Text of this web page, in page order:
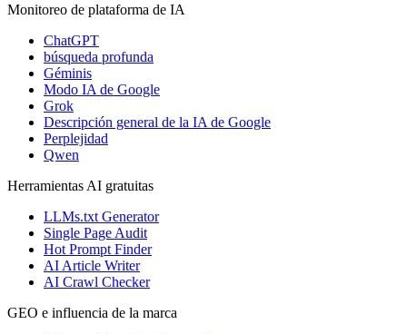
Monitoreo de plataforma de IA
ChatGPT
búsqueda profunda
Géminis
Modo IA de Google
Grok
Descripción general de la IA de Google
Perplejidad
Qwen
Herramientas AI gratuitas
LLMs.txt Generator
Single Page Audit
Hot Prompt Finder
AI Article Writer
AI Crawl Checker
GEO e influencia de la marca